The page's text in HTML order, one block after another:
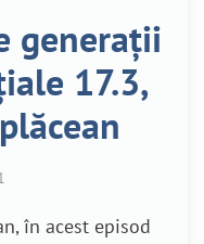
generații
17.3,
în acest episod